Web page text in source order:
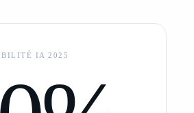
IA 2025